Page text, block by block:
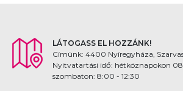
LÁTOGASS EL HOZZÁNK!
Címünk: 4400 Nyíregyháza,
Nyitvatartási idő: hétköznapokon
szombaton: 8:00 - 12:30